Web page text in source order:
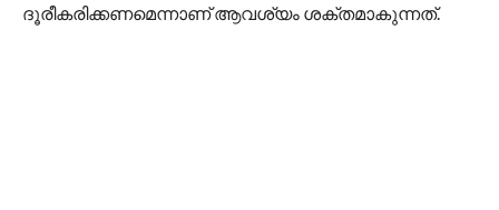
ദൂരീകരിക്കണമെന്നാണ് ആവശ്യം ശക്തമാകുന്നത്.